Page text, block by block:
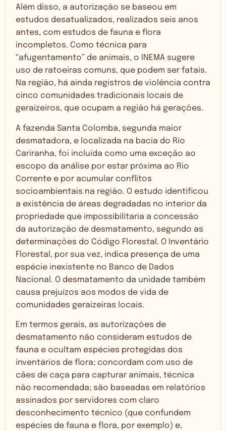
Além disso, a autorização se baseou em
estudos desatualizados, realizados seis anos
antes, com estudos de fauna e flora
incompletos. Como técnica para
“afugentamento” de animais, o INEMA sugere
uso de ratoeiras comuns, que podem ser fatais.
Na região, há ainda registros de violência contra
cinco comunidades tradicionais locais de
geraizeiros, que ocupam a região há gerações.
A fazenda Santa Colomba, segunda maior
desmatadora, e localizada na bacia do Rio
Cariranha, foi incluída como uma exceção ao
escopo da análise por estar próxima ao Rio
Corrente e por acumular conflitos
socioambientais na região. O estudo identificou
a existência de áreas degradadas no interior da
propriedade que impossibilitaria a concessão
da autorização de desmatamento, segundo as
determinações do Código Florestal. O Inventário
Florestal, por sua vez, indica presença de uma
espécie inexistente no Banco de Dados
Nacional. O desmatamento da unidade também
causa prejuízos aos modos de vida de
comunidades geraizeiras locais.
Em termos gerais, as autorizações de
desmatamento não consideram estudos de
fauna e ocultam espécies protegidas dos
inventários de flora; concordam com uso de
cães de caça para capturar animais, técnica
não recomendada; são baseadas em relatórios
assinados por servidores com claro
desconhecimento técnico (que confundem
espécies de fauna e flora, por exemplo) e,